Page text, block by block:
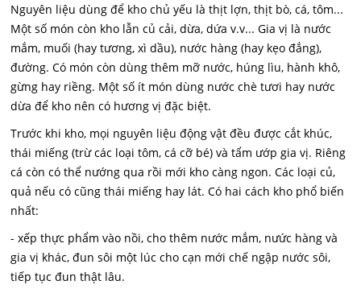
Nguyên liệu dùng để kho chủ yếu là thịt lợn, thịt bò, cá, tôm...
Một số món còn kho lẫn củ cải, dừa, dứa v.v... Gia vị là nước
mắm, muối (hay tương, xì dầu), nước hàng (hay kẹo đắng),
đường. Có món còn dùng thêm mỡ nước, húng lìu, hành khô,
gừng hay riềng. Một số ít món dùng nước chè tươi hay nước
dừa để kho nên có hương vị đặc biệt.
Trước khi kho, mọi nguyên liệu động vật đều được cắt khúc,
thái miếng (trừ các loại tôm, cá cỡ bé) và tẩm ướp gia vị. Riêng
cá còn có thể nướng qua rồi mới kho càng ngon. Các loại củ,
quả nếu có cũng thái miếng hay lát. Có hai cách kho phổ biến
nhất:
- xếp thực phẩm vào nồi, cho thêm nước mắm, nưức hàng và
gia vị khác, đun sôi một lúc cho cạn mới chế ngập nước sôi,
tiếp tục đun thật lâu.